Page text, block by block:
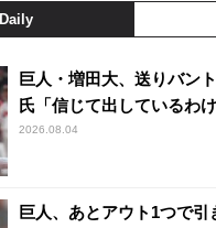
Daily
巨人・増田大、送りバン
氏「信じて出しているわけ
2026.08.04
巨人、あとアウト1つで